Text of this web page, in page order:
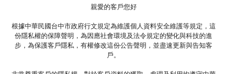
親愛的客戶您好
根據中華民國台中市政府行文規定為維護個人資料安全維護等規定，這
份隱私權的保障聲明，為因應社會環境及法令規定的變化與科技的進
步，為保護客戶隱私，有權修改這份公告聲明，並盡速更新與告知客
戶。